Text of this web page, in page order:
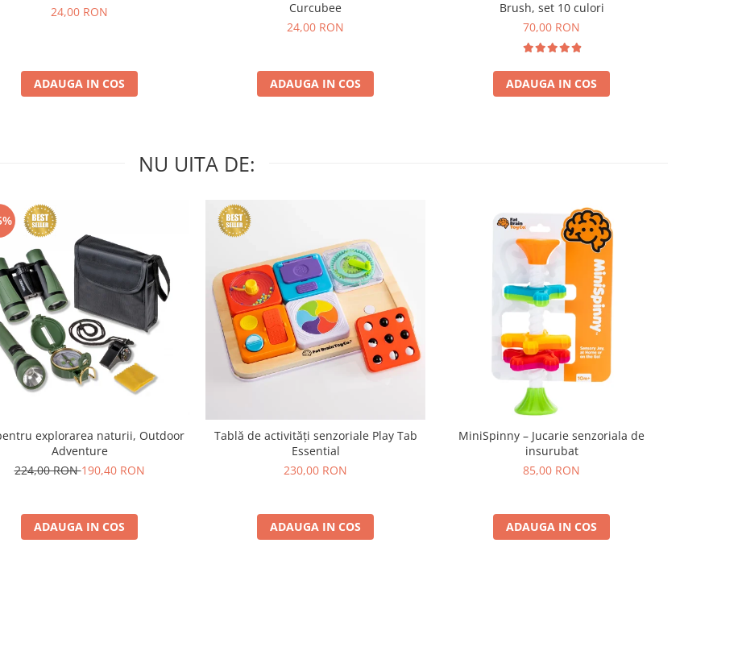
24,00 RON
ADAUGA IN COS
Curcubee
24,00 RON
ADAUGA IN COS
Brush, set 10 culori
70,00 RON
ADAUGA IN COS
NU UITA DE:
explorarea naturii, Outdoor
Adventure
224,00 RON190,40 RON
ADAUGA IN COS
Tablă de activități senzoriale Play Tab
Essential
230,00 RON
ADAUGA IN COS
MiniSpinny – Jucarie senzoriala de
insurubat
85,00 RON
ADAUGA IN COS